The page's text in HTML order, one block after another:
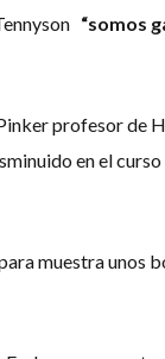
“somos
profesor de
en el
muestra unos